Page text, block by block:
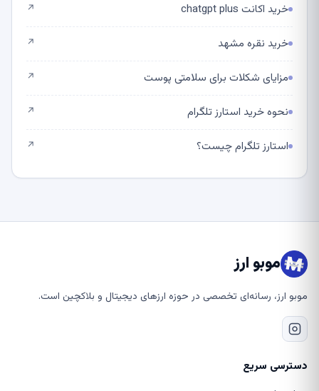
خرید اکانت chatgpt plus ↗
خرید نقره مشهد ↗
مزایای شکلات برای سلامتی پوست ↗
نحوه خرید استارز تلگرام ↗
استارز تلگرام چیست؟ ↗
موبو ارز
موبو ارز، رسانه‌ای تخصصی در حوزه ارزهای دیجیتال و بلاکچین است.
دسترسی سریع